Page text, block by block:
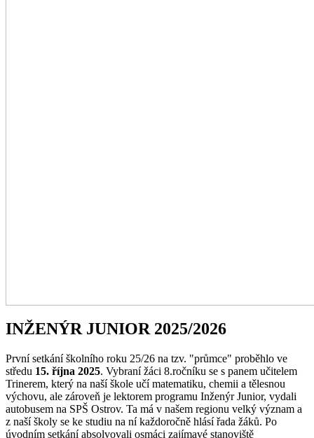
INŽENÝR JUNIOR 2025/2026
První setkání školního roku 25/26 na tzv. "průmce" proběhlo ve
středu 15. října 2025. Vybraní žáci 8.ročníku se s panem učitelem
Trinerem, který na naší škole učí matematiku, chemii a tělesnou
výchovu, ale zároveň je lektorem programu Inženýr Junior, vydali
autobusem na SPŠ Ostrov. Ta má v našem regionu velký význam a
z naší školy se ke studiu na ní každoročně hlásí řada žáků. Po
úvodním setkání absolvovali osmáci zajímavé stanoviště